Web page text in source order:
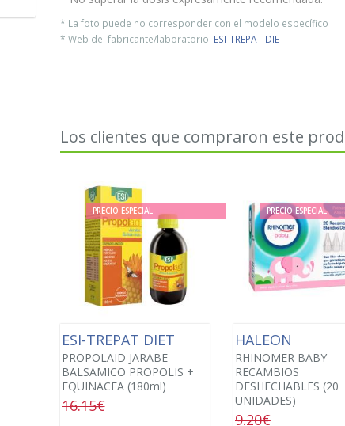
* La foto puede no corresponder con el modelo específico
* Web del fabricante/laboratorio: ESI-TREPAT DIET
Los clientes que compraron este
PRECIO ESPECIAL
ESI-TREPAT DIET
PROPOLAID JARABE
BALSAMICO PROPOLIS +
EQUINACEA (180ml)
16.15€
PRECIO ESPECIAL
HALEON
RHINOMER BABY
RECAMBIOS
DESHECHABLES (20
UNIDADES)
9.20€